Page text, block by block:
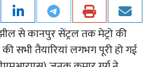
से कानपुर सेंट्रल तक मेट्रो की
सभी तैयारियां लगभग पूरी हो गई